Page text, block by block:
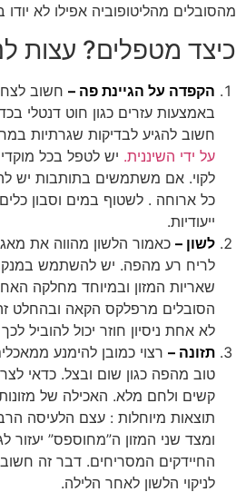
מהסובלים מהליטופוביה אפילו לא
כיצד מטפלים? עצות
הקפדה על הגיינת פה – חשוב
באמצעות עזרים כגון חוט דנטלי
חשוב להגיע לבדיקות שגרתיות
על ידי השיננית. יש לטפל בכל
לקוי. אם משתמשים בתותבות יש
כל ארוחה . לשטוף במים וסבון
ייעודיות.
לשון – כאמור הלשון מהווה את
לריח רע מהפה. יש להשתמש במנקי
שאריות המזון ובמיוחד מחלקה
הסובלים מרפלקס הקאה ובהחלט
לא אחת ניסיון חוזר יכול להוביל
תזונה – רצוי כמובן להימנע
טוב מהפה כגון שום ובצל. כדאי
קשים ולחם מלא. האכילה של
תוצאות מיוחלות : עצם הלעיסה
ומצד שני המזון ה”מחוספס”
החיידקים המסריחים. דבר זה
לניקוי הלשון לאחר הלילה.